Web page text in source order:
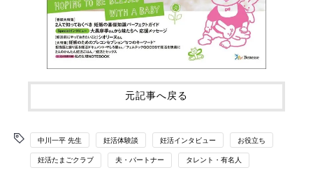
元記事へ戻る
中川一平 先生 妊活体験談 妊活インタビュー お役立ち
妊活たまごクラブ 夫・パートナー タレント・有名人